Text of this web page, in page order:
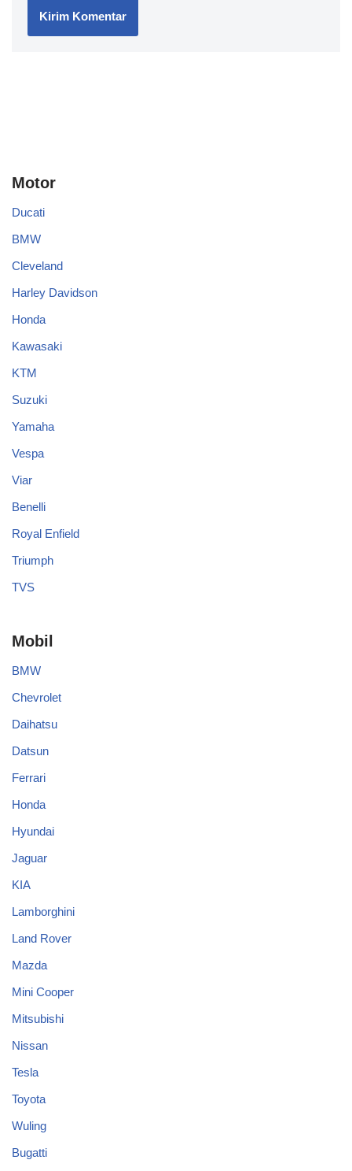
Motor
Ducati
BMW
Cleveland
Harley Davidson
Honda
Kawasaki
KTM
Suzuki
Yamaha
Vespa
Viar
Benelli
Royal Enfield
Triumph
TVS
Mobil
BMW
Chevrolet
Daihatsu
Datsun
Ferrari
Honda
Hyundai
Jaguar
KIA
Lamborghini
Land Rover
Mazda
Mini Cooper
Mitsubishi
Nissan
Tesla
Toyota
Wuling
Bugatti